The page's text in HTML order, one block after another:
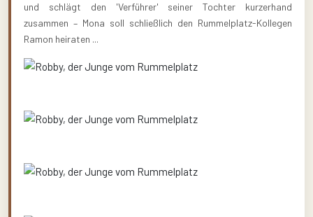
und schlägt den 'Verführer' seiner Tochter kurzerhand
zusammen – Mona soll schließlich den Rummelplatz-Kollegen
Ramon heiraten ...